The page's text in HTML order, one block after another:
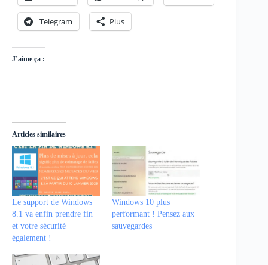
Telegram Plus
J’aime ça :
Articles similaires
Le support de Windows
8.1 va enfin prendre fin
et votre sécurité
également !
Windows 10 plus
performant ! Pensez aux
sauvegardes